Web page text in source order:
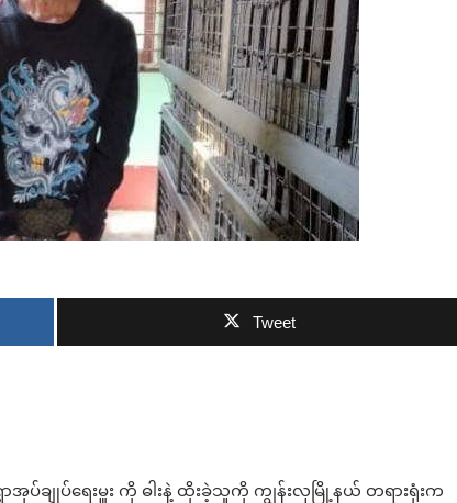
Tweet
အုပ်ချုပ်ရေးမှူး ကို ဓါးနဲ့ ထိုးခဲ့သူကို ကျွန်းလှမြို့နယ် တရားရုံးက
ဘာလျှော့မလဲ